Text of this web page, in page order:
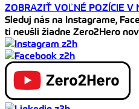
ZOBRAZIŤ VOĽNÉ POZÍCIE V
Sleduj nás na Instagrame,
ti neušli žiadne Zero2Hero